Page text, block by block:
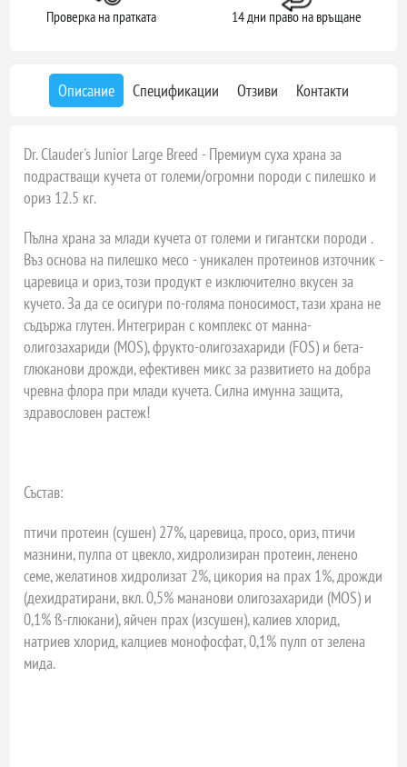
Проверка на пратката 14 дни право на връщане
Описание Спецификации Отзиви Контакти
Dr. Clauder's Junior Large Breed - Премиум суха храна за
подрастващи кучета от големи/огромни породи с пилешко и
ориз 12.5 кг.
Пълна храна за млади кучета от големи и гигантски породи .
Въз основа на пилешко месо - уникален протеинов източник -
царевица и ориз, този продукт е изключително вкусен за
кучето. За да се осигури по-голяма поносимост, тази храна не
съдържа глутен. Интегриран с комплекс от манна-
олигозахариди (MOS), фрукто-олигозахариди (FOS) и бета-
глюканови дрожди, ефективен микс за развитието на добра
чревна флора при млади кучета. Силна имунна защита,
здравословен растеж!
Състав:
птичи протеин (сушен) 27%, царевица, просо, ориз, птичи
мазнини, пулпа от цвекло, хидролизиран протеин, ленено
семе, желатинов хидролизат 2%, цикория на прах 1%, дрожди
(дехидратирани, вкл. 0,5% мананови олигозахариди (MOS) и
0,1% ß-глюкани), яйчен прах (изсушен), калиев хлорид,
натриев хлорид, калциев монофосфат, 0,1% пулп от зелена
мида.